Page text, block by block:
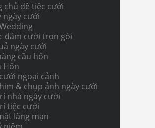
chủ đề tiệc cưới
ngày cưới
đám cưới trọn gói
ngày cưới
cầu hôn
Hôn
ngoại cảnh
& chụp ảnh ngày cưới
nhà ngày cưới
tiệc cưới
lãng mạn